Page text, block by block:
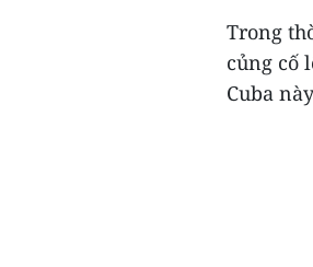
Trong
củng cố
Cuba